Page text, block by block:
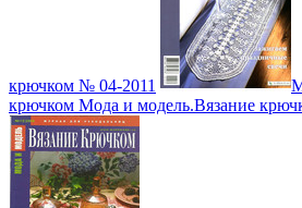
крючком № 04-2011
крючком Мода и модель.Вязание